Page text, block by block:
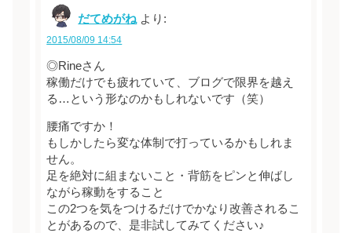
だてめがね より:
2015/08/09 14:54
◎Rineさん
稼働だけでも疲れていて、ブログで限界を越え
る…という形なのかもしれないです（笑）
腰痛ですか！
もしかしたら変な体制で打っているかもしれま
せん。
足を絶対に組まないこと・背筋をピンと伸ばし
ながら稼動をすること
この2つを気をつけるだけでかなり改善されるこ
とがあるので、是非試してみてください♪